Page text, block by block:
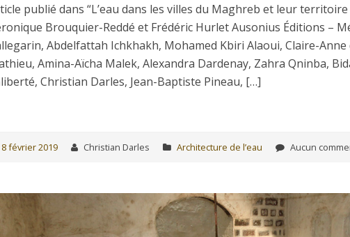
publié dans “L’eau dans les villes du Maghreb et leur territoire
Brouquier-Reddé et Frédéric Hurlet Ausonius Éditions –
Abdelfattah Ichkhakh, Mohamed Kbiri Alaoui, Claire-Anne
Amina-Aïcha Malek, Alexandra Dardenay, Zahra Qninba,
Christian Darles, Jean-Baptiste Pineau, […]
février 2019 Christian Darles Architecture de l’eau Aucun